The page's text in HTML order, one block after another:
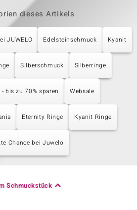
dieses Artikels
JUWELO Edelsteinschmuck Kyanit
Silberschmuck Silberringe
bis zu 70% sparen Websale
Eternity Ringe Kyanit Ringe
Chance bei Juwelo
Schmuckstück